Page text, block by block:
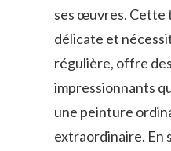
ses œuvres. Cette
délicate et
régulière, offre
impressionnants
une peinture
extraordinaire. En